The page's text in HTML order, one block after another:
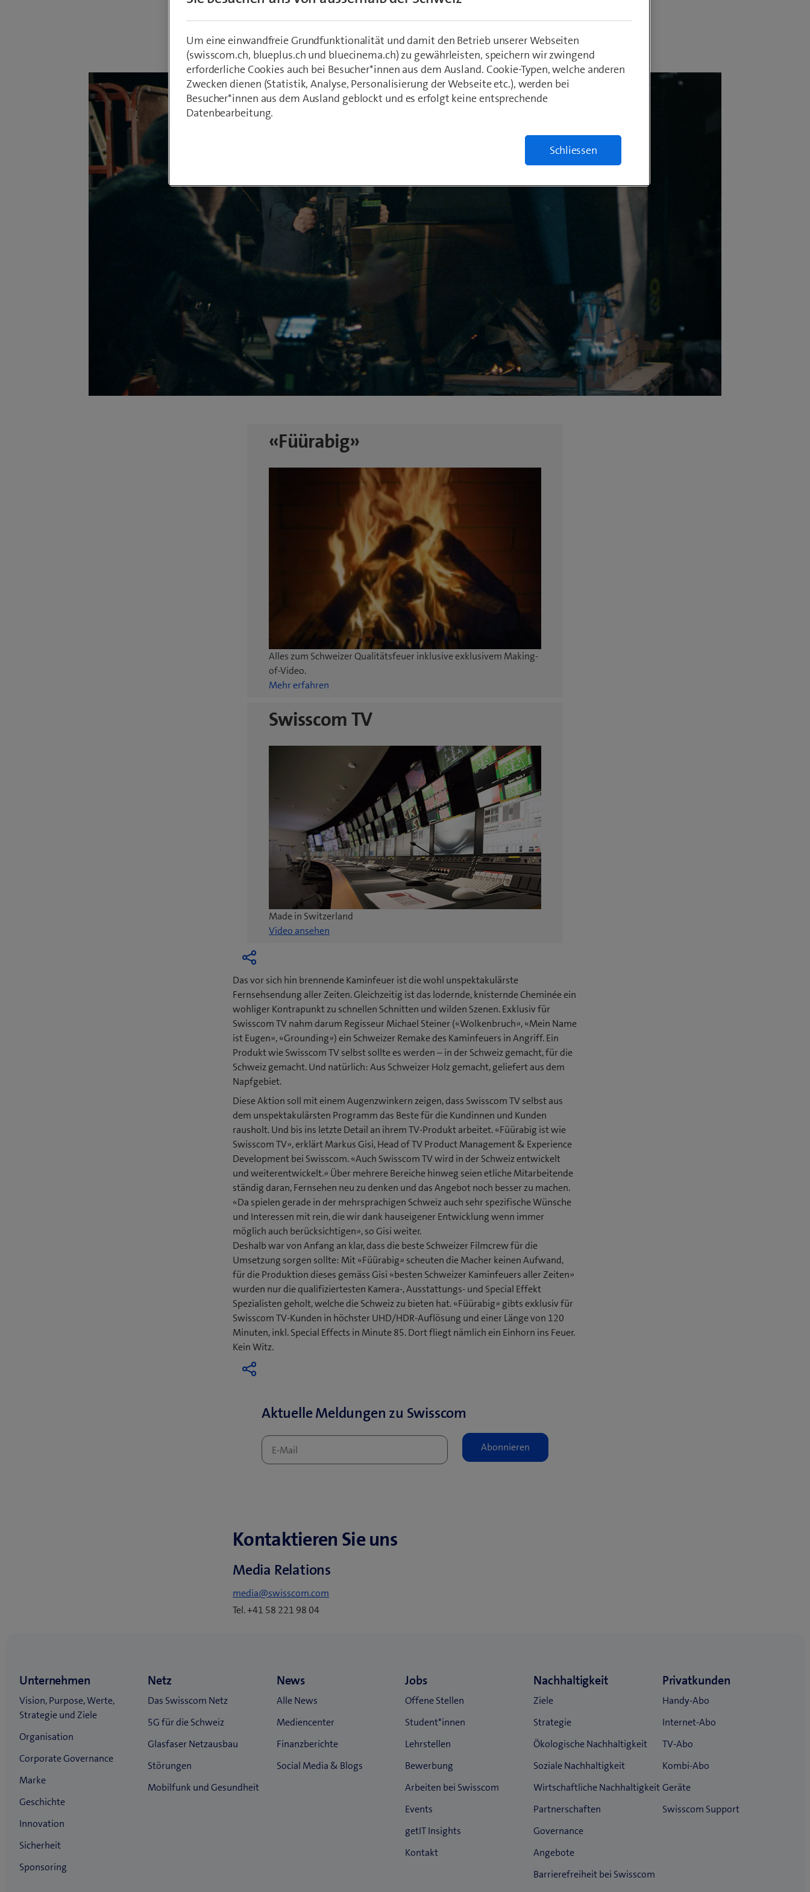
11. Februar 2019
«Füürabig»
Alles zum Schweizer Qualitätsfeuer inklusive exklusivem Making-
of-Video.
Mehr erfahren
Swisscom TV
Made in Switzerland
Video ansehen
Das vor sich hin brennende Kaminfeuer ist die wohl unspektakulärste
Fernsehsendung aller Zeiten. Gleichzeitig ist das lodernde, knisternde Cheminée ein
wohliger Kontrapunkt zu schnellen Schnitten und wilden Szenen. Exklusiv für
Swisscom TV nahm darum Regisseur Michael Steiner («Wolkenbruch», «Mein Name
ist Eugen», «Grounding») ein Schweizer Remake des Kaminfeuers in Angriff. Ein
Produkt wie Swisscom TV selbst sollte es werden – in der Schweiz gemacht, für die
Schweiz gemacht. Und natürlich: Aus Schweizer Holz gemacht, geliefert aus dem
Napfgebiet.
Diese Aktion soll mit einem Augenzwinkern zeigen, dass Swisscom TV selbst aus
dem unspektakulärsten Programm das Beste für die Kundinnen und Kunden
rausholt. Und bis ins letzte Detail an ihrem TV-Produkt arbeitet. «Füürabig ist wie
Swisscom TV», erklärt Markus Gisi, Head of TV Product Management & Experience
Development bei Swisscom. «Auch Swisscom TV wird in der Schweiz entwickelt
und weiterentwickelt.» Über mehrere Bereiche hinweg seien etliche Mitarbeitende
ständig daran, Fernsehen neu zu denken und das Angebot noch besser zu machen.
«Da spielen gerade in der mehrsprachigen Schweiz auch sehr spezifische Wünsche
und Interessen mit rein, die wir dank hauseigener Entwicklung wenn immer
möglich auch berücksichtigen», so Gisi weiter.
Deshalb war von Anfang an klar, dass die beste Schweizer Filmcrew für die
Umsetzung sorgen sollte: Mit «Füürabig» scheuten die Macher keinen Aufwand,
für die Produktion dieses gemäss Gisi «besten Schweizer Kaminfeuers aller Zeiten»
wurden nur die qualifiziertesten Kamera-, Ausstattungs- und Special Effekt
Spezialisten geholt, welche die Schweiz zu bieten hat. «Füürabig» gibts exklusiv für
Swisscom TV-Kunden in höchster UHD/HDR-Auflösung und einer Länge von 120
Minuten, inkl. Special Effects in Minute 85. Dort fliegt nämlich ein Einhorn ins Feuer.
Kein Witz.
Aktuelle Meldungen zu Swisscom
Kontaktieren Sie uns
Media Relations
media@swisscom.com
Tel. +41 58 221 98 04
Um eine einwandfreie Grundfunktionalität und damit den Betrieb unserer Webseiten
(swisscom.ch, blueplus.ch und bluecinema.ch) zu gewährleisten, speichern wir zwingend
erforderliche Cookies auch bei Besucher*innen aus dem Ausland. Cookie-Typen, welche anderen
Zwecken dienen (Statistik, Analyse, Personalisierung der Webseite etc.), werden bei
Besucher*innen aus dem Ausland geblockt und es erfolgt keine entsprechende
Datenbearbeitung.
Schliessen